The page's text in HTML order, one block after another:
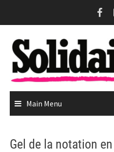
Main Menu
Gel de la notation